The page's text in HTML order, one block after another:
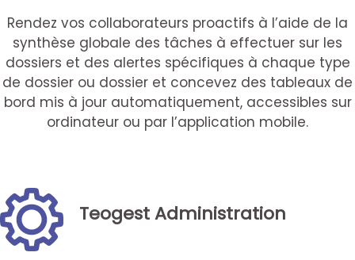
Rendez vos collaborateurs proactifs à l’aide de la
synthèse globale des tâches à effectuer sur les
dossiers et des alertes spécifiques à chaque type
de dossier ou dossier et concevez des tableaux de
bord mis à jour automatiquement, accessibles sur
ordinateur ou par l’application mobile.
Teogest Administration